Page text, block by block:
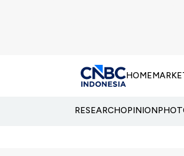
HOME
RESEARCHOPINION